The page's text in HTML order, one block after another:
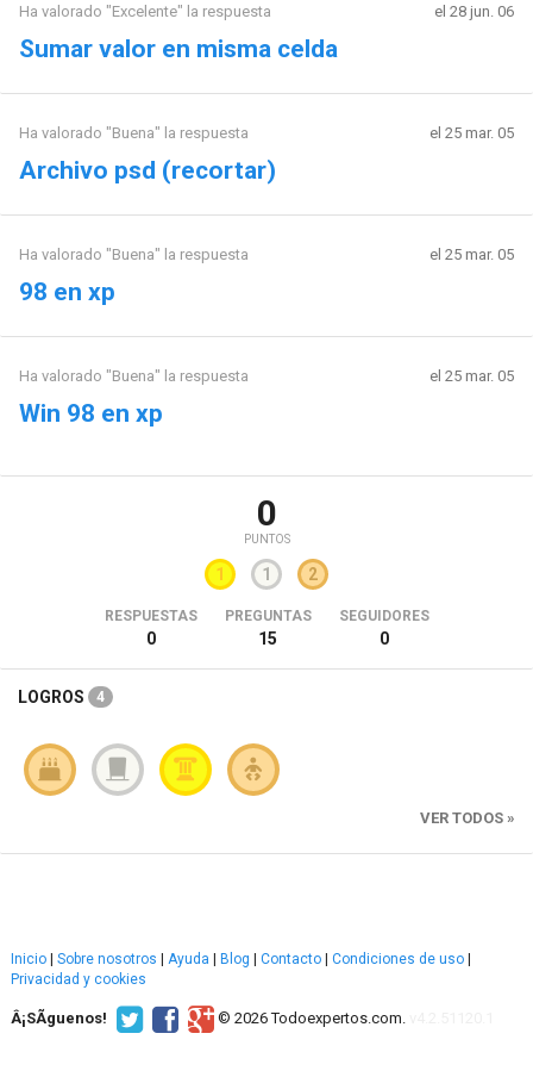
Ha valorado "Excelente" la respuesta el 28 jun. 06
Sumar valor en misma celda
Ha valorado "Buena" la respuesta el 25 mar. 05
Archivo psd (recortar)
Ha valorado "Buena" la respuesta el 25 mar. 05
98 en xp
Ha valorado "Buena" la respuesta el 25 mar. 05
Win 98 en xp
0
PUNTOS
1 1 2
RESPUESTAS
0
PREGUNTAS
15
SEGUIDORES
0
LOGROS 4
VER TODOS »
Inicio Sobre nosotros Ayuda Blog Contacto Condiciones de uso
Privacidad y cookies
Â¡SÃ­guenos! © 2026 Todoexpertos.com.